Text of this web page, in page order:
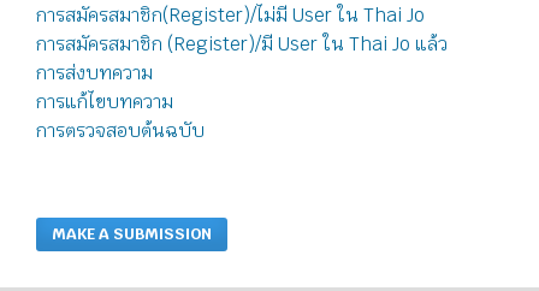
การสมัครสมาชิก(Register)/ไม่มี User ใน Thai Jo
การสมัครสมาชิก (Register)/มี User ใน Thai Jo แล้ว
การส่งบทความ
การแก้ไขบทความ
การตรวจสอบต้นฉบับ
MAKE A SUBMISSION